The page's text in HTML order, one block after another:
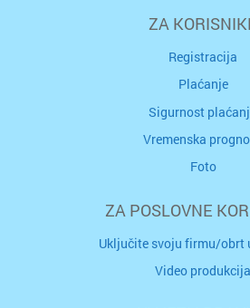
ZA
Registracija
Plaćanje
Sigurnost
Vremenska
Foto
ZA POSLOVNE
Uključite svoju firmu/obrt
Video produkcija